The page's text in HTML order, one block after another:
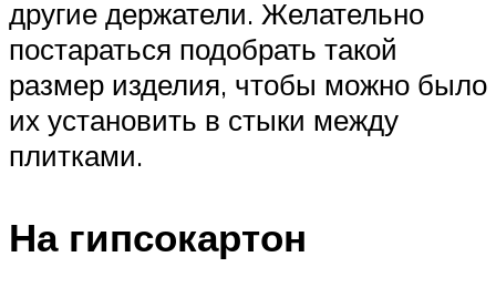
другие держатели. Желательно
постараться подобрать такой
размер изделия, чтобы можно было
их установить в стыки между
плитками.
На гипсокартон